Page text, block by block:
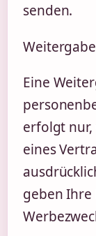
senden.
Eine
erfolgt nur,
eines
geben